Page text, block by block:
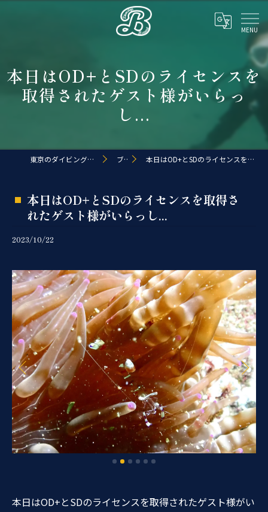
本日はOD+とSDのライセンスを
取得されたゲスト様がいらっ
し...
東京のダイビングならDive shop B.coast ブログ 本日はOD+とSDのライセンスを取得されたゲスト様がいらっし...
本日はOD+とSDのライセンスを取得さ
れたゲスト様がいらっし...
2023/10/22
本日はOD+とSDのライセンスを取得されたゲスト様がい